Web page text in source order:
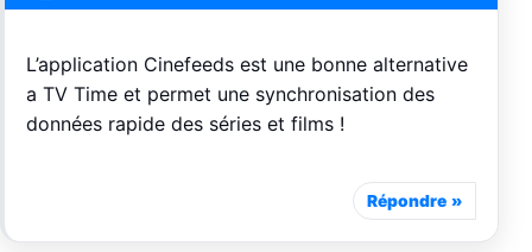
L’application Cinefeeds est une bonne alternative
a TV Time et permet une synchronisation des
données rapide des séries et films !
Répondre